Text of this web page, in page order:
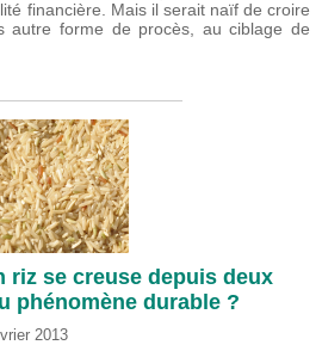
financière. Mais il serait naïf de croire
autre forme de procès, au ciblage de
riz se creuse depuis deux
phénomène durable ?
2013